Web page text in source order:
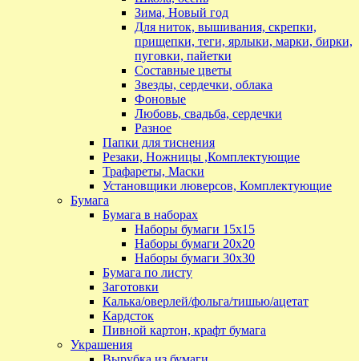
Зима, Новый год
Для ниток, вышивания, скрепки,
прищепки, теги, ярлыки, марки, бирки,
пуговки, пайетки
Составные цветы
Звезды, сердечки, облака
Фоновые
Любовь, свадьба, сердечки
Разное
Папки для тиснения
Резаки, Ножницы ,Комплектующие
Трафареты, Маски
Установщики люверсов, Комплектующие
Бумага
Бумага в наборах
Наборы бумаги 15х15
Наборы бумаги 20х20
Наборы бумаги 30х30
Бумага по листу
Заготовки
Калька/оверлей/фольга/тишью/ацетат
Кардсток
Пивной картон, крафт бумага
Украшения